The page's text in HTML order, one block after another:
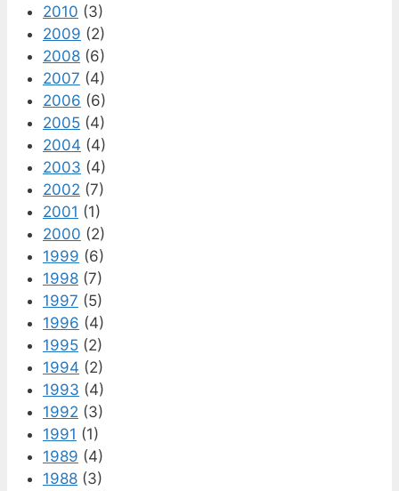
2010 (3)
2009 (2)
2008 (6)
2007 (4)
2006 (6)
2005 (4)
2004 (4)
2003 (4)
2002 (7)
2001 (1)
2000 (2)
1999 (6)
1998 (7)
1997 (5)
1996 (4)
1995 (2)
1994 (2)
1993 (4)
1992 (3)
1991 (1)
1989 (4)
1988 (3)